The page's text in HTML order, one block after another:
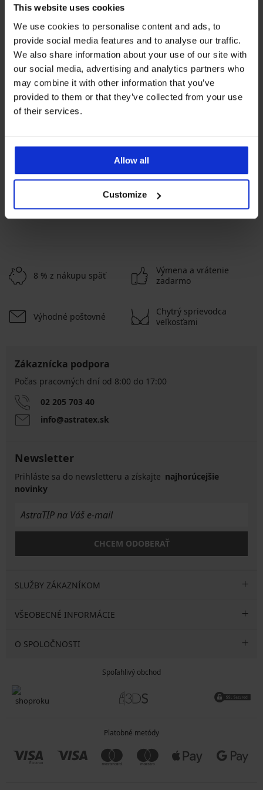
This website uses cookies
We use cookies to personalise content and ads, to
provide social media features and to analyse our traffic.
We also share information about your use of our site with
our social media, advertising and analytics partners who
may combine it with other information that you’ve
provided to them or that they’ve collected from your use
of their services.
Allow all
Customize
Výpredaj -50%
Legíny Emily zateplené a
tvarujúce
8 % z nákupu späť
Výmena a vrátenie
zadarmo
Výhodné poštovné
Chytrý sprievodca
veľkosťami
Zákaznícka podpora
Počas pracovných dní od 8:00 do 17:00
02 205 703 40
info@astratex.sk
Newsletter
Prihláste sa do newsletteru a získajte najhorúcejšie
novinky
CHCEM ODOBERAŤ
SLUŽBY ZÁKAZNÍKOM
VŠEOBECNÉ INFORMÁCIE
O SPOLOČNOSTI
Spoľahlivý obchod
Platobné metódy